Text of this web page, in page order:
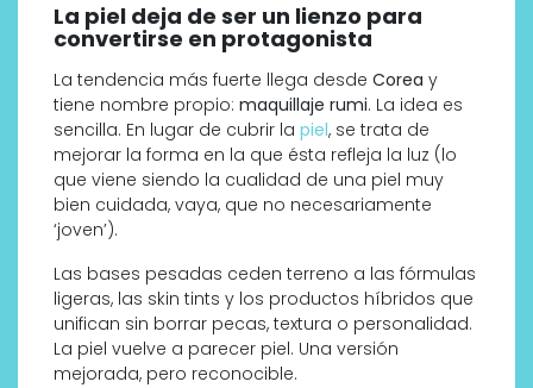
La piel deja de ser un lienzo para
convertirse en protagonista
La tendencia más fuerte llega desde Corea y
tiene nombre propio: maquillaje rumi. La idea es
sencilla. En lugar de cubrir la piel, se trata de
mejorar la forma en la que ésta refleja la luz (lo
que viene siendo la cualidad de una piel muy
bien cuidada, vaya, que no necesariamente
‘joven’).
Las bases pesadas ceden terreno a las fórmulas
ligeras, las skin tints y los productos híbridos que
unifican sin borrar pecas, textura o personalidad.
La piel vuelve a parecer piel. Una versión
mejorada, pero reconocible.